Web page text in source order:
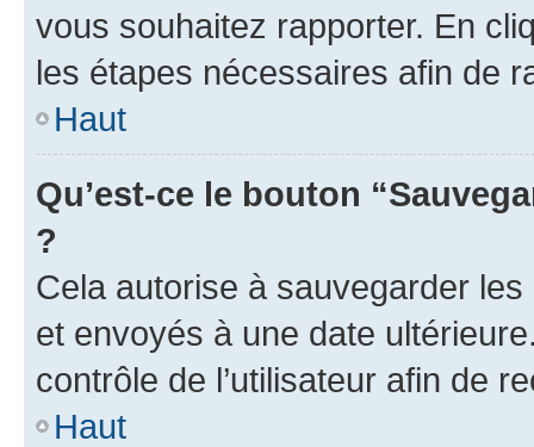
vous souhaitez rapporter. En
les étapes nécessaires afin de
Haut
Qu’est-ce le bouton
?
Cela autorise à sauvegarder
et envoyés à une date
contrôle de l’utilisateur afin de
Haut